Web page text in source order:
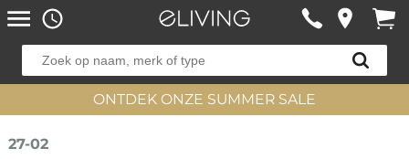
ONTDEK ONZE SUMMER SALE
27-02